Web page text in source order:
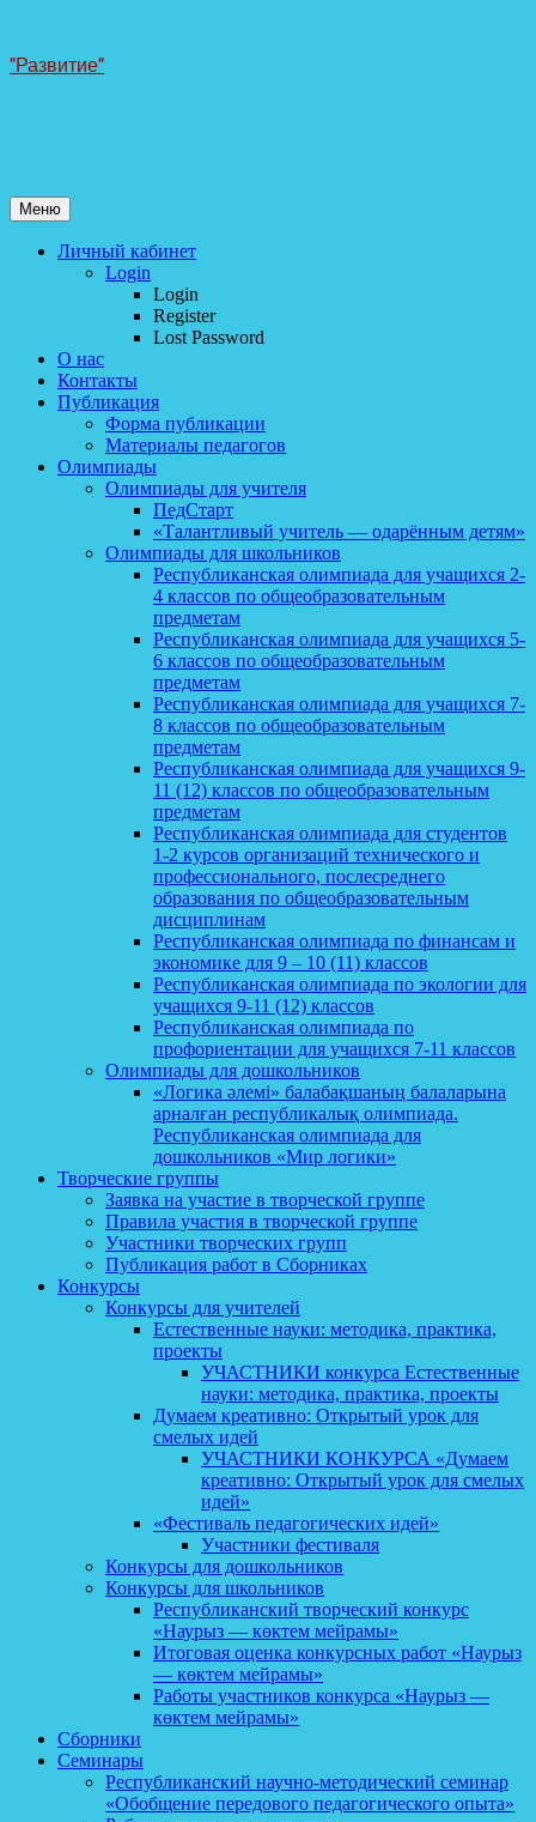
Перейти
"Развитие"
Меню
Личный кабинет
Login
Login
Register
Lost Password
О нас
Контакты
Публикация
Форма публикации
Материалы педагогов
Олимпиады
Олимпиады для учителя
ПедСтарт
«Талантливый учитель — одарённым детям»
Олимпиады для школьников
Республиканская олимпиада для учащихся 2-
4 классов по общеобразовательным
предметам
Республиканская олимпиада для учащихся 5-
6 классов по общеобразовательным
предметам
Республиканская олимпиада для учащихся 7-
8 классов по общеобразовательным
предметам
Республиканская олимпиада для учащихся 9-
11 (12) классов по общеобразовательным
предметам
Республиканская олимпиада для студентов
1-2 курсов организаций технического и
профессионального, послесреднего
образования по общеобразовательным
дисциплинам
Республиканская олимпиада по финансам и
экономике для 9 – 10 (11) классов
Республиканская олимпиада по экологии для
учащихся 9-11 (12) классов
Республиканская олимпиада по
профориентации для учащихся 7-11 классов
Олимпиады для дошкольников
«Логика әлемі» балабақшаның балаларына
арналған республикалық олимпиада.
Республиканская олимпиада для
дошкольников «Мир логики»
Творческие группы
Заявка на участие в творческой группе
Правила участия в творческой группе
Участники творческих групп
Публикация работ в Сборниках
Конкурсы
Конкурсы для учителей
Естественные науки: методика, практика,
проекты
УЧАСТНИКИ конкурса Естественные
науки: методика, практика, проекты
Думаем креативно: Открытый урок для
смелых идей
УЧАСТНИКИ КОНКУРСА «Думаем
креативно: Открытый урок для смелых
идей»
«Фестиваль педагогических идей»
Участники фестиваля
Конкурсы для дошкольников
Конкурсы для школьников
Республиканский творческий конкурс
«Наурыз — көктем мейрамы»
Итоговая оценка конкурсных работ «Наурыз
— көктем мейрамы»
Работы участников конкурса «Наурыз —
көктем мейрамы»
Сборники
Семинары
Республиканский научно-методический семинар
«Обобщение передового педагогического опыта»